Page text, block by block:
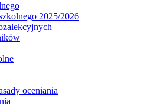
2025/2026
oceniania